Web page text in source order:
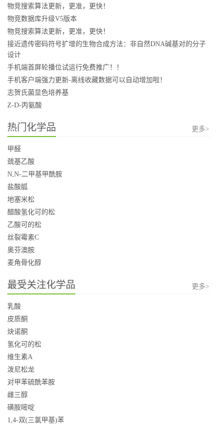
物竞搜索算法更新，更准，更快！
物竞数据库升级V5版本
物竞搜索算法更新，更准，更快！
接近遗传密码符号扩增的生物合成方法：非自然DNA碱基对的分子
设计
手机端首屏轮播位试运行免费推广！！
手机客户端强力更新-离线收藏数据可以自动增加啦！
志贺氏菌显色培养基
Z-D-丙氨酸
热门化学品 更多>
甲醛
巯基乙酸
N,N-二甲基甲酰胺
盐酸胍
地塞米松
醋酸氢化可的松
乙酸可的松
丝裂霉素C
奥芬澳胺
麦角骨化醇
最受关注化学品 更多>
乳酸
皮质酮
炔诺酮
氢化可的松
维生素A
泼尼松龙
对甲苯硫酰苯胺
雌三醇
磺胺嘧啶
1,4-双(三氯甲基)苯